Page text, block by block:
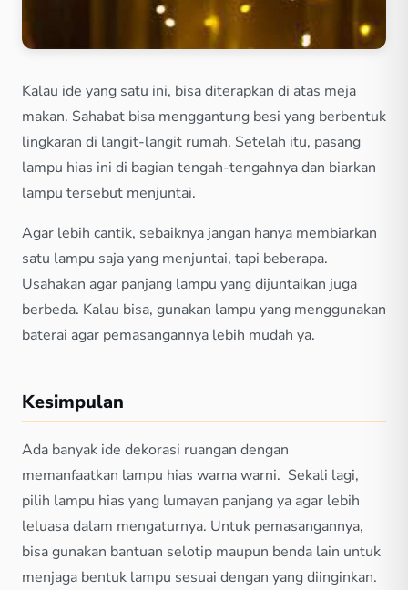
Kalau ide yang satu ini, bisa diterapkan di atas meja
makan. Sahabat bisa menggantung besi yang berbentuk
lingkaran di langit-langit rumah. Setelah itu, pasang
lampu hias ini di bagian tengah-tengahnya dan biarkan
lampu tersebut menjuntai.
Agar lebih cantik, sebaiknya jangan hanya membiarkan
satu lampu saja yang menjuntai, tapi beberapa.
Usahakan agar panjang lampu yang dijuntaikan juga
berbeda. Kalau bisa, gunakan lampu yang menggunakan
baterai agar pemasangannya lebih mudah ya.
Kesimpulan
Ada banyak ide dekorasi ruangan dengan
memanfaatkan lampu hias warna warni. Sekali lagi,
pilih lampu hias yang lumayan panjang ya agar lebih
leluasa dalam mengaturnya. Untuk pemasangannya,
bisa gunakan bantuan selotip maupun benda lain untuk
menjaga bentuk lampu sesuai dengan yang diinginkan.